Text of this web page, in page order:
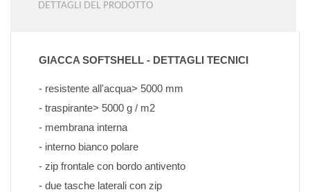
DETTAGLI DEL PRODOTTO
GIACCA SOFTSHELL - DETTAGLI TECNICI
- resistente all'acqua> 5000 mm
- traspirante> 5000 g / m2
- membrana interna
- interno bianco polare
- zip frontale con bordo antivento
- due tasche laterali con zip